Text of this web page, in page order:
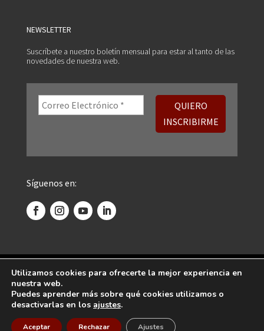
NEWSLETTER
Suscríbete a nuestro boletín mensual para estar al tanto de las
novedades de nuestra web.
Síguenos en:
©2026 Centro Psicoanalítico de Madrid. Todos
los derechos reservados.
Diseñado por Global Mente
Utilizamos cookies para ofrecerte la mejor experiencia en
nuestra web.
Puedes aprender más sobre qué cookies utilizamos o
desactivarlas en los ajustes.
Aceptar Rechazar Ajustes